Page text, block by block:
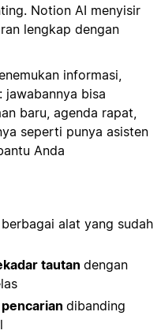
Notion AI menyisir
lengkap dengan
informasi,
jawabannya bisa
baru, agenda rapat,
seperti punya asisten
Anda
alat yang sudah
tautan dengan
dibanding